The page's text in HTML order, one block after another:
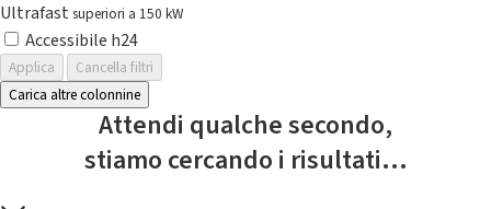
Ultrafast superiori a 150 kW
Accessibile h24
Applica
Cancella filtri
Carica altre colonnine
Attendi qualche secondo,
stiamo cercando i risultati...